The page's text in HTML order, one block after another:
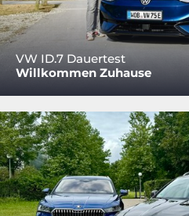
VW ID.7 Dauertest
Willkommen Zuhause